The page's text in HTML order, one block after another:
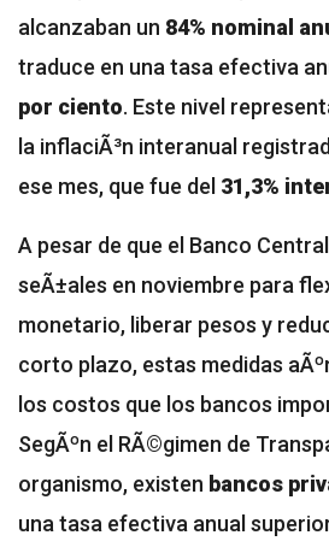
alcanzaban un 84% nominal
traduce en una tasa efectiva
por ciento. Este nivel
la inflaciÃ³n interanual
ese mes, que fue del 31,3%
A pesar de que el Banco
seÃ±ales en noviembre para
monetario, liberar pesos y
corto plazo, estas medidas
los costos que los bancos
SegÃºn el RÃ©gimen de
organismo, existen bancos
una tasa efectiva anual